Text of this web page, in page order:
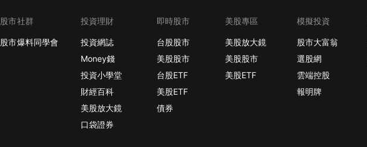
股市社群
股市爆料同學會
投資理財
投資網誌
Money錢
投資小學堂
財經百科
美股放大鏡
口袋證券
即時股市
台股股市
美股股市
台股ETF
美股ETF
債券
美股專區
美股放大鏡
美股股市
美股ETF
模擬投資
股市大富翁
選股網
雲端控股
報明牌